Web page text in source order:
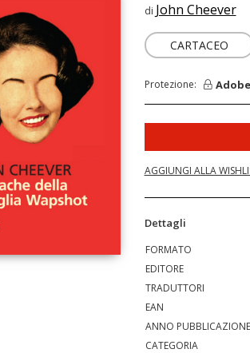
di John Cheever
CARTACEO
Protezione:
AGGIUNGI ALLA
Dettagli
FORMATO
EDITORE
TRADUTTORI
EAN
ANNO PUBBLICAZIONE
CATEGORIA